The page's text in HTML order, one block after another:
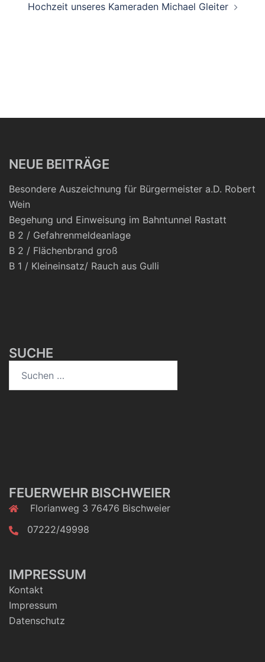
Hochzeit unseres Kameraden Michael Gleiter
NEUE BEITRÄGE
Besondere Auszeichnung für Bürgermeister a.D. Robert
Wein
Begehung und Einweisung im Bahntunnel Rastatt
B 2 / Gefahrenmeldeanlage
B 2 / Flächenbrand groß
B 1 / Kleineinsatz/ Rauch aus Gulli
SUCHE
FEUERWEHR BISCHWEIER
Florianweg 3 76476 Bischweier
07222/49998
IMPRESSUM
Kontakt
Impressum
Datenschutz